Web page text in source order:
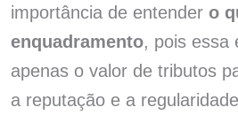
importância de entender o
enquadramento, pois essa
apenas o valor de tributos
a reputação e a